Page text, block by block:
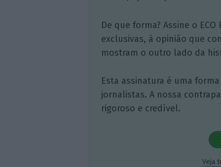
De que forma? Assine o
exclusivas, à opinião que
mostram o outro lado da
Esta assinatura é uma
jornalistas. A nossa
rigoroso e credível.
Veja